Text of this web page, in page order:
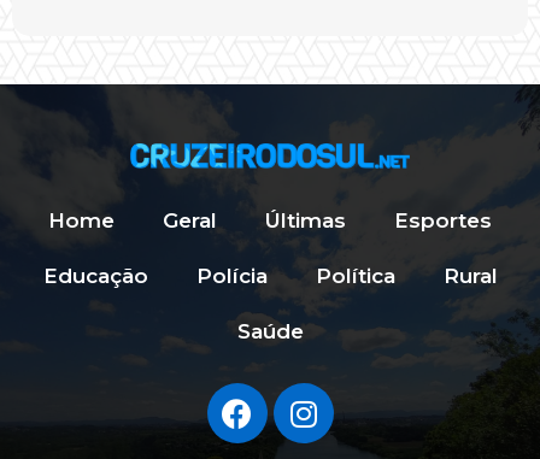
Home Geral Últimas Esportes
Educação Polícia Política Rural
Saúde